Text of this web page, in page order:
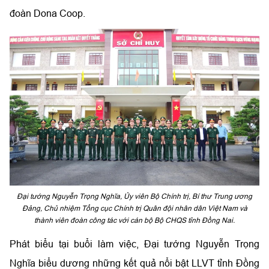
đoàn Dona Coop.
Đại tướng Nguyễn Trọng Nghĩa, Ủy viên Bộ Chính trị, Bí thư Trung ương
Đảng, Chủ nhiệm Tổng cục Chính trị Quân đội nhân dân Việt Nam và
thành viên đoàn công tác với cán bộ Bộ CHQS tỉnh Đồng Nai.
Phát biểu tại buổi làm việc, Đại tướng Nguyễn Trọng
Nghĩa biểu dương những kết quả nổi bật LLVT tỉnh Đồng